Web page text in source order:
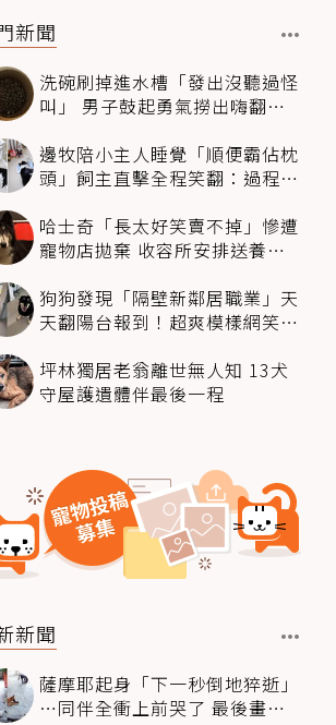
新聞
洗碗刷掉進水槽「發出沒聽過怪
叫」 男子鼓起勇氣撈出嗨翻：
邊牧陪小主人睡覺「順便霸佔枕
頭」飼主直擊全程笑翻：過程絲
哈士奇「長太好笑賣不掉」慘遭
寵物店拋棄 收容所安排送養活
狗狗發現「隔壁新鄰居職業」天
天翻陽台報到！超爽模樣網笑
坪林獨居老翁離世無人知 13犬
守屋護遺體伴最後一程
新聞
薩摩耶起身「下一秒倒地猝逝」
…同伴全衝上前哭了 最後畫面